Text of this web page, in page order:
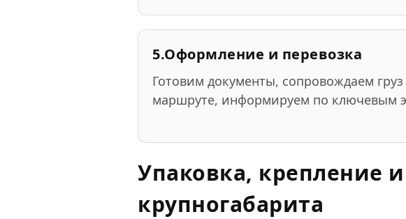
5.Оформление и перевозка
Готовим документы, сопровождаем груз
маршруте, информируем по ключевым
Упаковка, крепление
крупногабарита